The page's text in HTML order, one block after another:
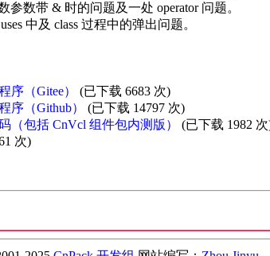
数带 & 时的问题及一处 operator 问题。
中及 class 过程中的弹出问题。
序（Gitee）
(已下载 6683 次)
序（Github）
(已下载 14797 次)
（包括 CnVcl 组件包内测版）
(已下载 1982
次)